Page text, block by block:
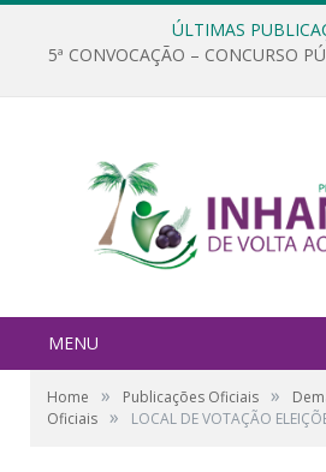
ÚLTIMAS
5ª CONVOCAÇÃO – CONCURSO
MENU
Home » Publicações Oficiais »
Oficiais » LOCAL DE VOTAÇÃO